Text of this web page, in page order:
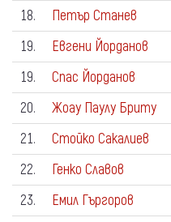
18.
Петър Станев
19.
Евгени Йорданов
19.
Спас Йорданов
20.
Жоау Паулу Бриту
21.
Стойко Сакалиев
22.
Генко Славов
23.
Емил Гъргоров